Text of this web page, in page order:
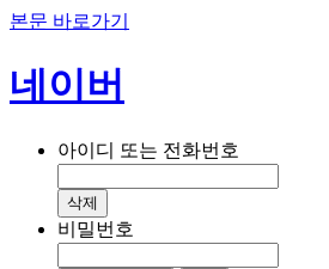
본문 바로가기
네이버
아이디 또는 전화번호
삭제
비밀번호